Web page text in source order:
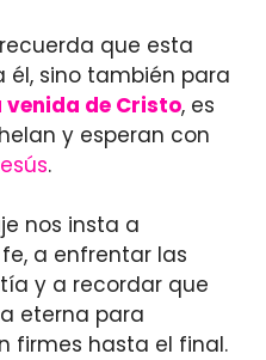
que esta
él, sino también para
venida de Cristo, es
y esperan con
.
nos insta a
a enfrentar las
y a recordar que
eterna para
firmes hasta el final.